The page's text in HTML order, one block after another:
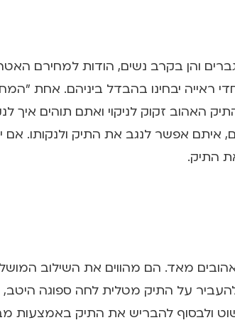
והן בקרב נשים, הודות למחירם
יבחינו בהבדל ביניהם. אחת
האהוב זקוק לניקוי ואתם תוהים איך
איתם אפשר לנגב את התיק ולנקותו.
התיק.
מאד. הם מהווים את השילוב
על התיק מטלית לחה ספוגה
ולבסוף להבריש את התיק באמצעות